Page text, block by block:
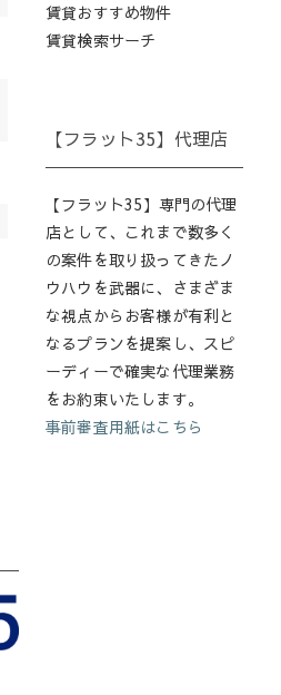
賃貸おすすめ物件
賃貸検索サーチ
【フラット35】代理店
【フラット35】専門の代理
店として、これまで数多く
の案件を取り扱ってきたノ
ウハウを武器に、さまざま
な視点からお客様が有利と
なるプランを提案し、スピ
ーディーで確実な代理業務
をお約束いたします。
事前審査用紙はこちら